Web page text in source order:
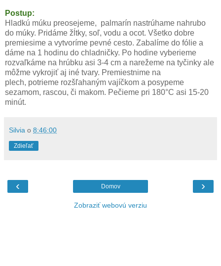
Postup:
Hladkú múku preosejeme, palmarín nastrúhame nahrubo
do múky. Pridáme žĺtky, soľ, vodu a ocot. Všetko dobre
premiesime a vytvoríme pevné cesto. Zabalíme do fólie a
dáme na 1 hodinu do chladničky. Po hodine vyberieme
rozvaľkáme na hrúbku asi 3-4 cm a narežeme na tyčinky ale
môžme vykrojiť aj iné tvary. Premiestnime na
plech, potrieme rozšľahaným vajíčkom a posypeme
sezamom, rascou, či makom. Pečieme pri 180°C asi 15-20
minút.
Silvia o 8:46:00
Zdieľať
‹ ›
Domov
Zobraziť webovú verziu